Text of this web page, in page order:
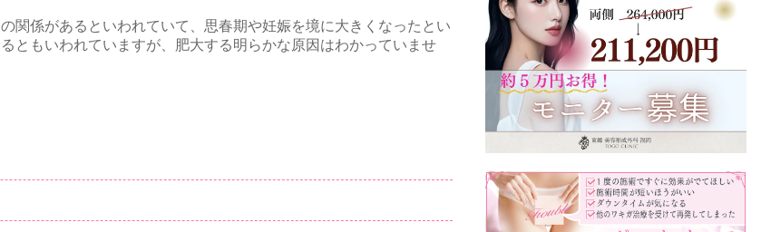
関係があるといわれていて、思春期や妊娠を境に大きくなったとい
ともいわれていますが、肥大する明らかな原因はわかっていませ